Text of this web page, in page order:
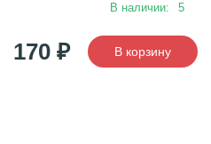
В наличии: 5
170 ₽ В корзину